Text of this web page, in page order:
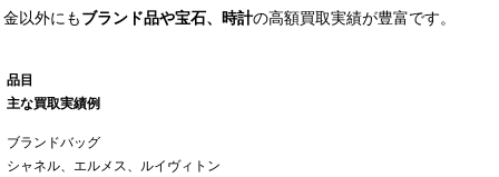
金以外にもブランド品や宝石、時計の高額買取実績が豊富です。
品目
主な買取実績例
ブランドバッグ
シャネル、エルメス、ルイヴィトン